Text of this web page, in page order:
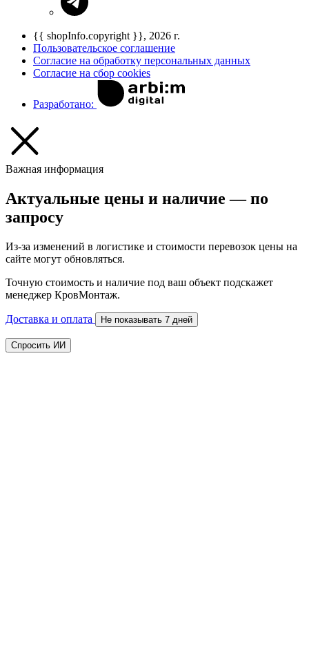
{{ shopInfo.copyright }}, 2026 г.
Пользовательское соглашение
Согласие на обработку персональных данных
Согласие на сбор cookies
Разработано:
Важная информация
Актуальные цены и наличие — по
запросу
Из-за изменений в логистике и стоимости перевозок цены на
сайте могут обновляться.
Точную стоимость и наличие под ваш объект подскажет
менеджер КровМонтаж.
Доставка и оплата Не показывать 7 дней
Спросить ИИ